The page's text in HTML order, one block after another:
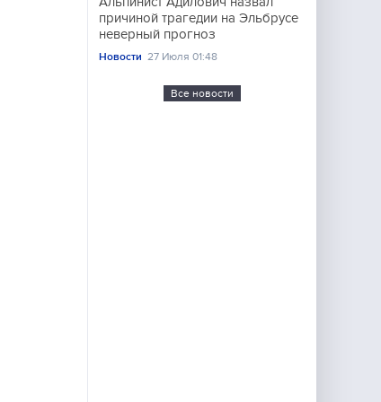
причиной трагедии на Эльбрусе
неверный прогноз
Новости 27 Июля 01:48
Все новости